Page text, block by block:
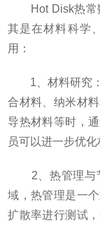
Hot Disk热常
其是在材料科学
用：
1、材料研究：
合材料、纳米材
导热材料等时，
员可以进一步优化
2、热管理与节
域，热管理是一
扩散率进行测试